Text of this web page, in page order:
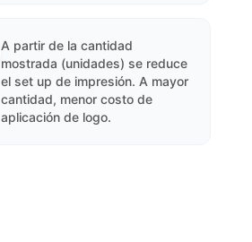
A partir de la cantidad
mostrada (unidades) se reduce
el set up de impresión. A mayor
cantidad, menor costo de
aplicación de logo.